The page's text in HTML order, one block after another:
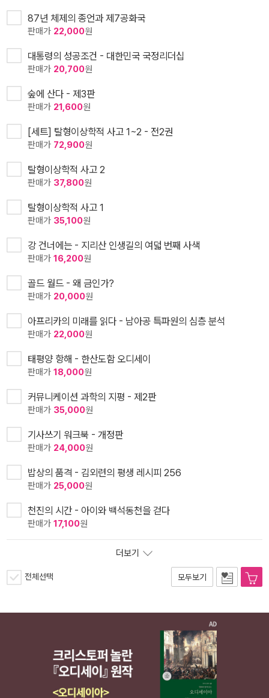
87년 체제의 종언과 제7공화국
판매가 22,000원
대통령의 성공조건 - 대한민국 국정리더십
판매가 20,700원
숲에 산다 - 제3판
판매가 21,600원
[세트] 탈형이상학적 사고 1~2 - 전2권
판매가 72,900원
탈형이상학적 사고 2
판매가 37,800원
탈형이상학적 사고 1
판매가 35,100원
강 건너에는 - 지리산 인생길의 여덟 번째 사색
판매가 16,200원
골드 월드 - 왜 금인가?
판매가 20,000원
아프리카의 미래를 읽다 - 남아공 특파원의 심층 분석
판매가 22,000원
태평양 항해 - 한산도함 오디세이
판매가 18,000원
커뮤니케이션 과학의 지평 - 제2판
판매가 35,000원
기사쓰기 워크북 - 개정판
판매가 24,000원
밥상의 품격 - 김외련의 평생 레시피 256
판매가 25,000원
천진의 시간 - 아이와 백석동천을 걷다
판매가 17,100원
더보기
전체선택 모두보기